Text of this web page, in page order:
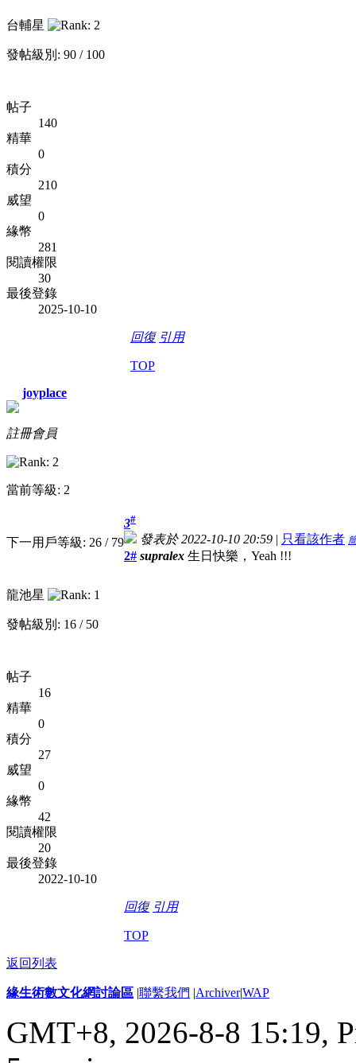
台輔星
發帖級別: 90 / 100
帖子
140
精華
0
積分
210
威望
0
緣幣
281
閱讀權限
30
最後登錄
2025-10-10
回復 引用
TOP
joyplace
註冊會員
當前等級: 2
下一用戶等級: 26 / 79
龍池星
發帖級別: 16 / 50
帖子
16
精華
0
積分
27
威望
0
緣幣
42
閱讀權限
20
最後登錄
2022-10-10
3#
發表於 2022-10-10 20:59 | 只看該作者
2# supralex 生日快樂，Yeah !!!
回復 引用
TOP
返回列表
緣生術數文化網討論區 |聯繫我們 |Archiver|WAP
GMT+8, 2026-8-8 15:19,